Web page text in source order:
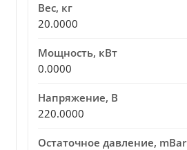
Вес, кг
20.0000
Мощность, кВт
0.0000
Напряжение, В
220.0000
Остаточное давление, mBar